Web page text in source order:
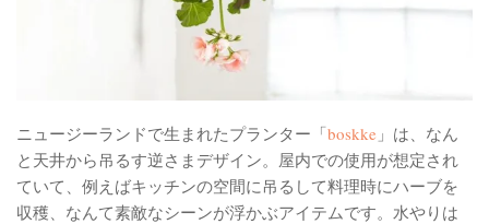
ニュージーランドで生まれたプランター「boskke 」は、なん
と天井から吊るす逆さまデザイン。屋内での使用が想定され
ていて、例えばキッチンの空間に吊るして料理時にハーブを
収穫、なんて素敵なシーンが浮かぶアイテムです。水やりは